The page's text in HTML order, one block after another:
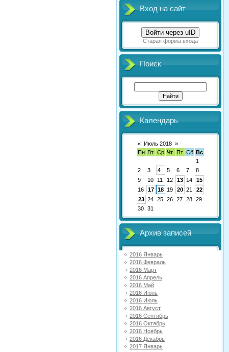
Вход на сайт
Войти через uID
Старая форма входа
Поиск
Календарь
« Июль 2018 »
Пн Вт Ср Чт Пт Сб Вс
1
2
3 4 5 6 7
8
9
10 11 12 13 14
15
16
17 18 19 20 21
22
23 24 25 26 27 28 29
30 31
Архив записей
2016 Январь
2016 Февраль
2016 Март
2016 Апрель
2016 Май
2016 Июнь
2016 Июль
2016 Август
2016 Сентябрь
2016 Октябрь
2016 Ноябрь
2016 Декабрь
2017 Январь